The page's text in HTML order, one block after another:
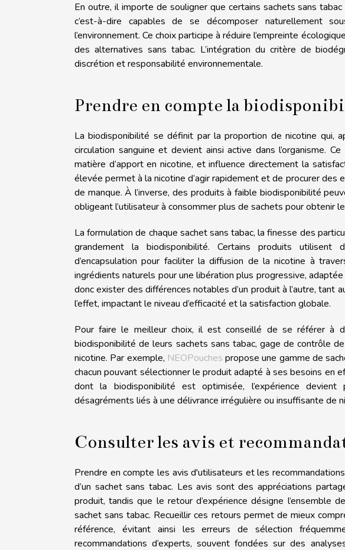
En outre, il importe de souligner que certains sachets sans
c’est-à-dire capables de se décomposer naturellement
l’environnement. Ce choix participe à réduire l’empreinte
des alternatives sans tabac. L’intégration du critère de
discrétion et responsabilité environnementale.
Prendre en compte la
La biodisponibilité se définit par la proportion de nicotine qui,
circulation sanguine et devient ainsi active dans l’organisme.
matière d’apport en nicotine, et influence directement la
élevée permet à la nicotine d’agir rapidement et de procurer
de manque. À l’inverse, des produits à faible biodisponibilité
obligeant l’utilisateur à consommer plus de sachets pour obtenir
La formulation de chaque sachet sans tabac, la finesse des
grandement la biodisponibilité. Certains produits utilisent
d’encapsulation pour faciliter la diffusion de la nicotine à
ingrédients naturels pour une libération plus progressive,
donc exister des différences notables d’un produit à l’autre, tant
l’effet, impactant le niveau d’efficacité et la satisfaction globale.
Pour faire le meilleur choix, il est conseillé de se référer à
biodisponibilité de leurs sachets sans tabac, gage de contrôle
nicotine. Par exemple, NEOPouches propose une gamme de
chacun pouvant sélectionner le produit adapté à ses besoins en
dont la biodisponibilité est optimisée, l’expérience
désagréments liés à une délivrance irrégulière ou insuffisante de
Consulter les avis et
Prendre en compte les avis d'utilisateurs et les
d’un sachet sans tabac. Les avis sont des appréciations
produit, tandis que le retour d’expérience désigne l’ensemble
sachet sans tabac. Recueillir ces retours permet de mieux
référence, évitant ainsi les erreurs de sélection
recommandations d’experts, souvent fondées sur des